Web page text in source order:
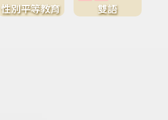
性別平等教育 雙語